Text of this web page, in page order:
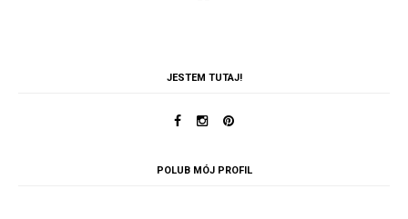
JESTEM TUTAJ!
POLUB MÓJ PROFIL